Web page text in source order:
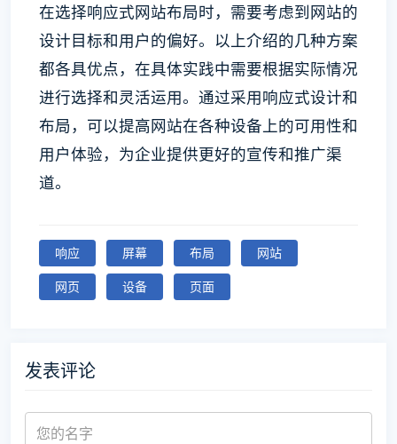
在选择响应式网站布局时，需要考虑到网站的
设计目标和用户的偏好。以上介绍的几种方案
都各具优点，在具体实践中需要根据实际情况
进行选择和灵活运用。通过采用响应式设计和
布局，可以提高网站在各种设备上的可用性和
用户体验，为企业提供更好的宣传和推广渠
道。
响应 屏幕 布局
网站
网页
设备 页面
发表评论